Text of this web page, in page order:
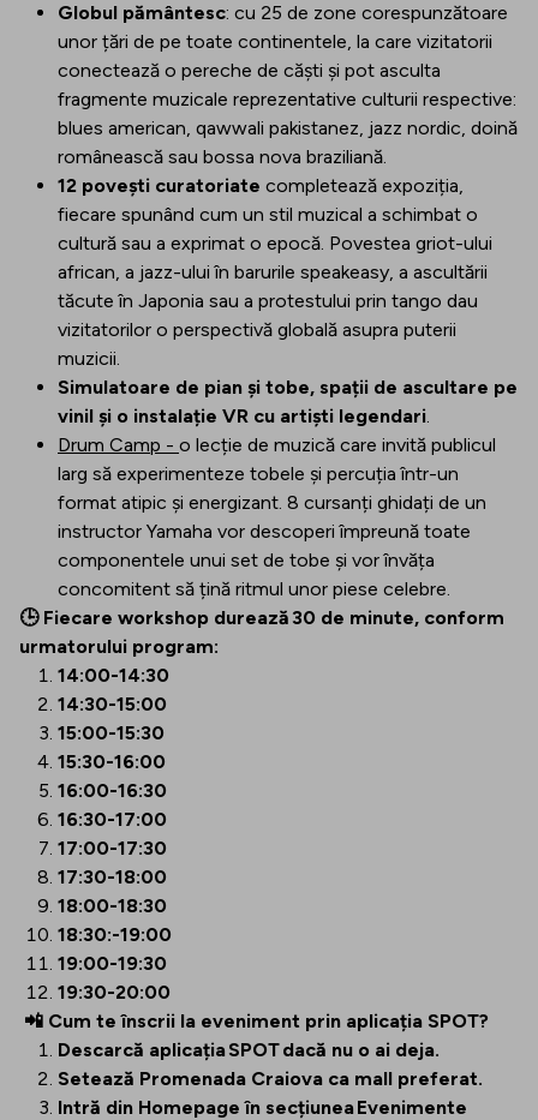
Globul pământesc: cu 25 de zone corespunzătoare
unor țări de pe toate continentele, la care vizitatorii
conectează o pereche de căști și pot asculta
fragmente muzicale reprezentative culturii respective:
blues american, qawwali pakistanez, jazz nordic, doină
românească sau bossa nova braziliană.
12 povești curatoriate completează expoziția,
fiecare spunând cum un stil muzical a schimbat o
cultură sau a exprimat o epocă. Povestea griot-ului
african, a jazz-ului în barurile speakeasy, a ascultării
tăcute în Japonia sau a protestului prin tango dau
vizitatorilor o perspectivă globală asupra puterii
muzicii.
Simulatoare de pian și tobe, spații de ascultare pe
vinil și o instalație VR cu artiști legendari.
Drum Camp - o lecție de muzică care invită publicul
larg să experimenteze tobele și percuția într-un
format atipic și energizant. 8 cursanți ghidați de un
instructor Yamaha vor descoperi împreună toate
componentele unui set de tobe și vor învăța
concomitent să țină ritmul unor piese celebre.
🕒 Fiecare workshop durează 30 de minute, conform
urmatorului program:
14:00-14:30
14:30-15:00
15:00-15:30
15:30-16:00
16:00-16:30
16:30-17:00
17:00-17:30
17:30-18:00
18:00-18:30
18:30:-19:00
19:00-19:30
19:30-20:00
📲 Cum te înscrii la eveniment prin aplicația SPOT?
Descarcă aplicația SPOT dacă nu o ai deja.
Setează Promenada Craiova ca mall preferat.
Intră din Homepage în secțiunea Evenimente